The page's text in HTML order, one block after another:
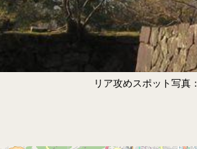
リア攻めスポット写真：